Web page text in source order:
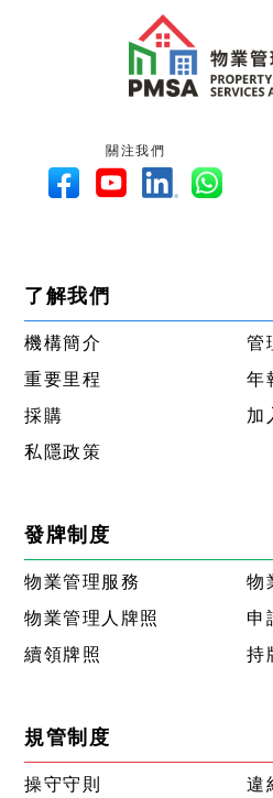
關注我們
了解我們
機構簡介
管
重要里程
年
採購
加
私隱政策
發牌制度
物業管理服務
物
物業管理人牌照
申
續領牌照
持
規管制度
操守守則
違